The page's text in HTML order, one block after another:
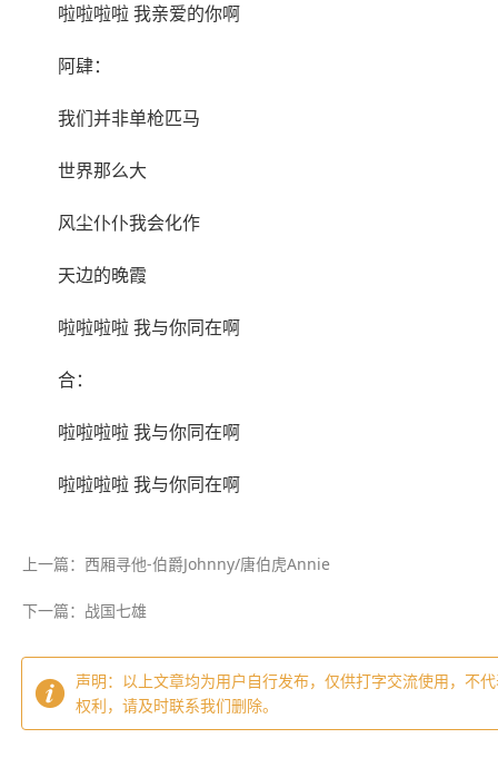
啦啦啦啦 我亲爱的你啊
阿肆：
我们并非单枪匹马
世界那么大
风尘仆仆我会化作
天边的晚霞
啦啦啦啦 我与你同在啊
合：
啦啦啦啦 我与你同在啊
啦啦啦啦 我与你同在啊
上一篇：西厢寻他-伯爵Johnny/唐伯虎Annie
下一篇：战国七雄
声明：以上文章均为用户自行发布，仅供打字交流使用，不
权利，请及时联系我们删除。